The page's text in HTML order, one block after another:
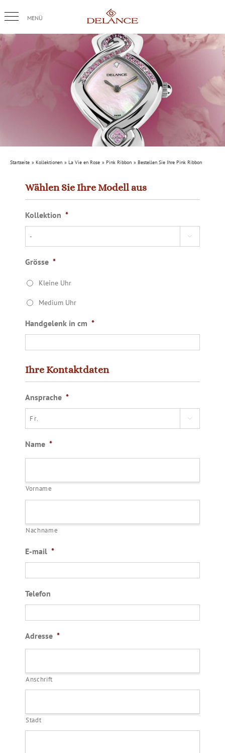
to
content
Startseite Kollektionen La Vie en Rose Pink Ribbon Bestellen Sie Ihre Pink Ribbon
Wählen Sie Ihre Modell aus
Kollektion *

Grösse *
Kleine Uhr
Medium Uhr
Handgelenk in cm *
Ihre Kontaktdaten
Ansprache *

Name *
Vorname
Nachname
E-mail *
Telefon
Adresse *
Anschrift
Stadt